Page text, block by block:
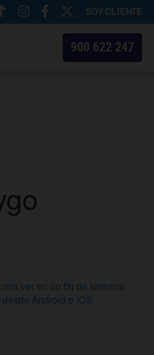
SOY CLIENTE
900 622 247
ver en un fin de semana
Android o iOS